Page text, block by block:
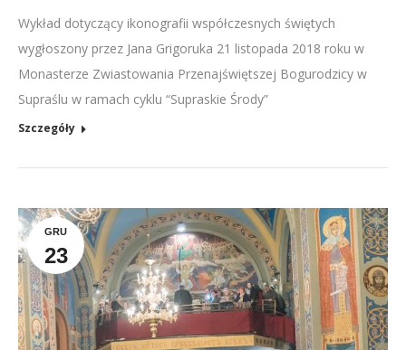
Wykład dotyczący ikonografii współczesnych świętych
wygłoszony przez Jana Grigoruka 21 listopada 2018 roku w
Monasterze Zwiastowania Przenajświętszej Bogurodzicy w
Supraślu w ramach cyklu “Supraskie Środy”
Szczegóły
GRU
23